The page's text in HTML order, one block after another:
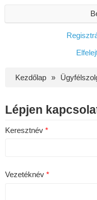
Kezdőlap
Lépjen
Keresztnév
Vezetéknév